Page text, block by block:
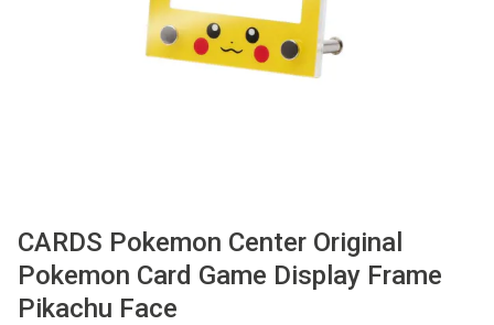
CARDS Pokemon Center Original
Pokemon Card Game Display Frame
Pikachu Face